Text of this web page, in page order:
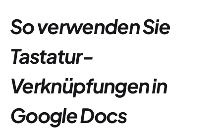
So verwenden Sie
Tastatur-
Verknüpfungen in
Google Docs